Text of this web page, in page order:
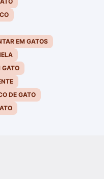
EM GATOS
GATO
DE GATO